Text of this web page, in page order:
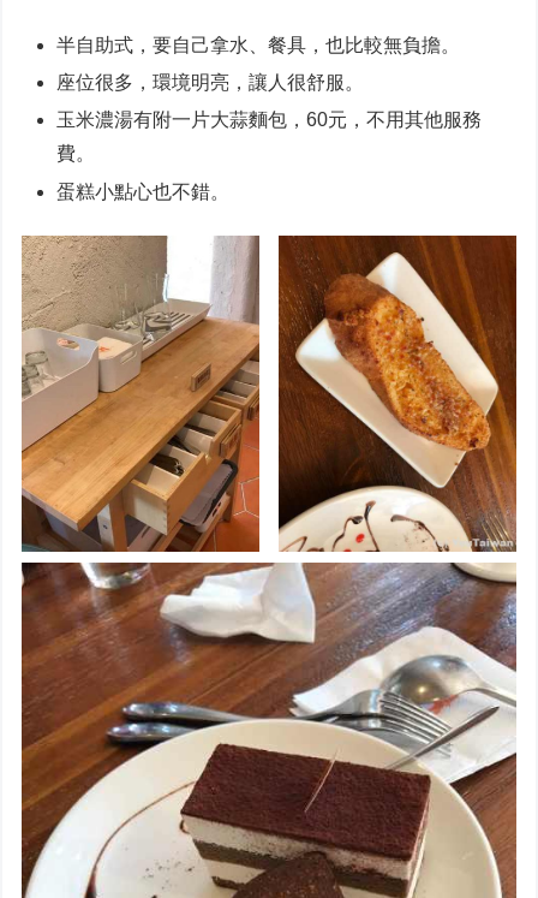
半自助式，要自己拿水、餐具，也比較無負擔。
座位很多，環境明亮，讓人很舒服。
玉米濃湯有附一片大蒜麵包，60元，不用其他服務
費。
蛋糕小點心也不錯。